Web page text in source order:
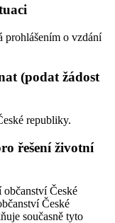
prohlášením o vzdání
(podat žádost
republiky.
řešení životní
občanství České
České
současně tyto